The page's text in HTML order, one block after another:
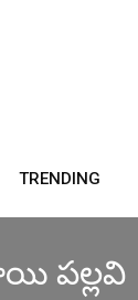
TRENDING
పల్లవి